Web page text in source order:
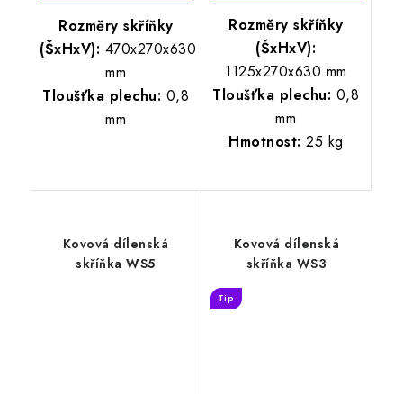
Rozměry skříňky
(ŠxHxV): 470x270x630
mm
Tloušťka plechu: 0,8
mm
Rozměry skříňky
(ŠxHxV):
1125x270x630 mm
Tloušťka plechu: 0,8
mm
Hmotnost: 25 kg
Kovová dílenská
skříňka WS5
Kovová dílenská
skříňka WS3
Tip